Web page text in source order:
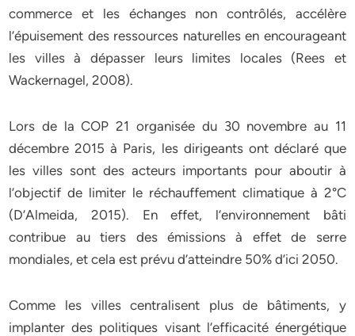
commerce et les échanges non contrôlés, accélère
l’épuisement des ressources naturelles en encourageant
les villes à dépasser leurs limites locales (Rees et
Wackernagel, 2008).
Lors de la COP 21 organisée du 30 novembre au 11
décembre 2015 à Paris, les dirigeants ont déclaré que
les villes sont des acteurs importants pour aboutir à
l’objectif de limiter le réchauffement climatique à 2°C
(D’Almeida, 2015). En effet, l’environnement bâti
contribue au tiers des émissions à effet de serre
mondiales, et cela est prévu d’atteindre 50% d’ici 2050.
Comme les villes centralisent plus de bâtiments, y
implanter des politiques visant l’efficacité énergétique